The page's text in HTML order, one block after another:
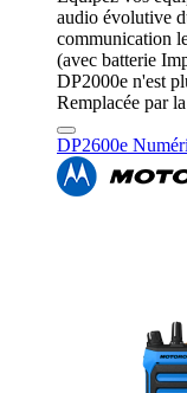
audio évolutive
communication
(avec batterie
DP2000e n'est
Remplacée par
DP2600e